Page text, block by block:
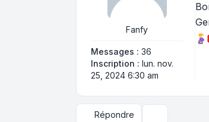
Fanfy
Messages : 36
Inscription : lun. nov.
25, 2024 6:30 am
Répondre